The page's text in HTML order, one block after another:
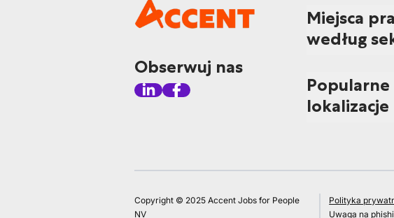
Obserwuj nas
Miejsca
według
Popularne
lokalizacje
Copyright © 2025 Accent Jobs for People
NV
Polityka
Uwaga na